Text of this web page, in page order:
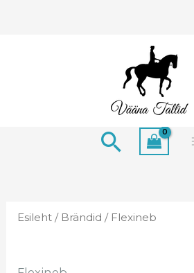
Search
Esileht / Brändid / Flexineb